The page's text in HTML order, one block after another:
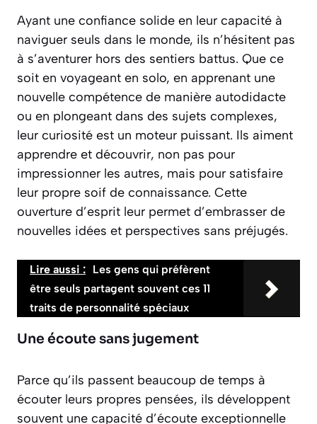
Ayant une confiance solide en leur capacité à
naviguer seuls dans le monde, ils n’hésitent pas
à s’aventurer hors des sentiers battus. Que ce
soit en voyageant en solo, en apprenant une
nouvelle compétence de manière autodidacte
ou en plongeant dans des sujets complexes,
leur curiosité est un moteur puissant. Ils aiment
apprendre et découvrir, non pas pour
impressionner les autres, mais pour satisfaire
leur propre soif de connaissance. Cette
ouverture d’esprit leur permet d’embrasser de
nouvelles idées et perspectives sans préjugés.
Lire aussi : Les gens qui préfèrent
être seuls partagent souvent ces 11
traits de personnalité spéciaux
Une écoute sans jugement
Parce qu’ils passent beaucoup de temps à
écouter leurs propres pensées, ils développent
souvent une capacité d’écoute exceptionnelle